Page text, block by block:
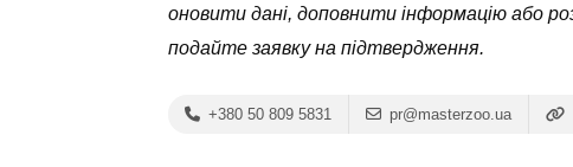
оновити дані, доповнити інформацію або
подайте заявку на підтвердження.
+380 50 809 5831 pr@masterzoo.ua